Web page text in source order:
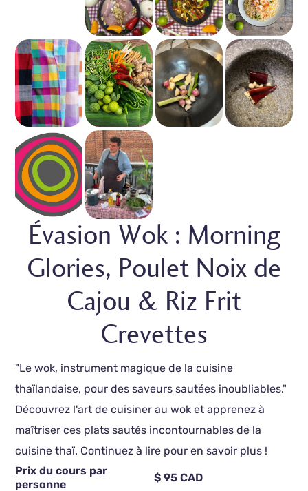
Évasion Wok : Morning
Glories, Poulet Noix de
Cajou & Riz Frit
Crevettes
"Le wok, instrument magique de la cuisine
thaïlandaise, pour des saveurs sautées inoubliables."
Découvrez l'art de cuisiner au wok et apprenez à
maîtriser ces plats sautés incontournables de la
cuisine thaï. Continuez à lire pour en savoir plus !
Prix du cours par
personne
$ 95 CAD